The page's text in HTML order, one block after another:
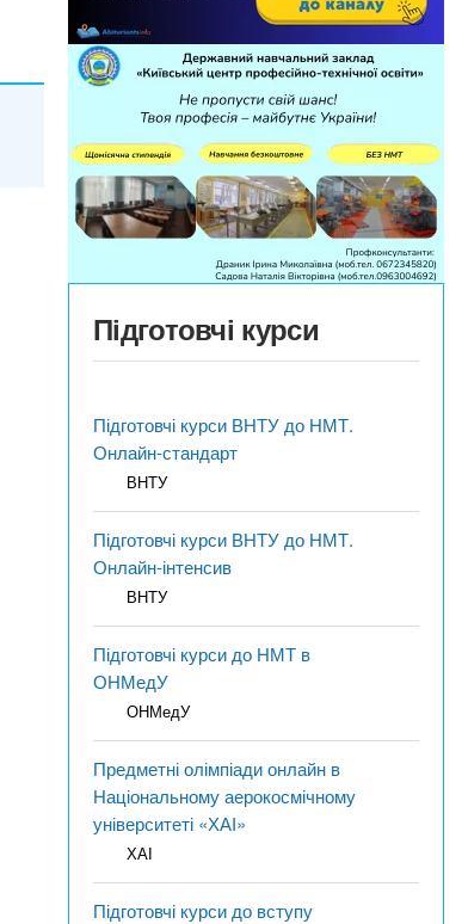
Підготовчі курси
Підготовчі курси ВНТУ до НМТ.
Онлайн-стандарт
ВНТУ
Підготовчі курси ВНТУ до НМТ.
Онлайн-інтенсив
ВНТУ
Підготовчі курси до НМТ в
ОНМедУ
ОНМедУ
Предметні олімпіади онлайн в
Національному аерокосмічному
університеті «ХАІ»
ХАІ
Підготовчі курси до вступу